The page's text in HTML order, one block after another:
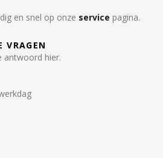
en snel op onze service pagina.
VRAGEN
antwoord hier.